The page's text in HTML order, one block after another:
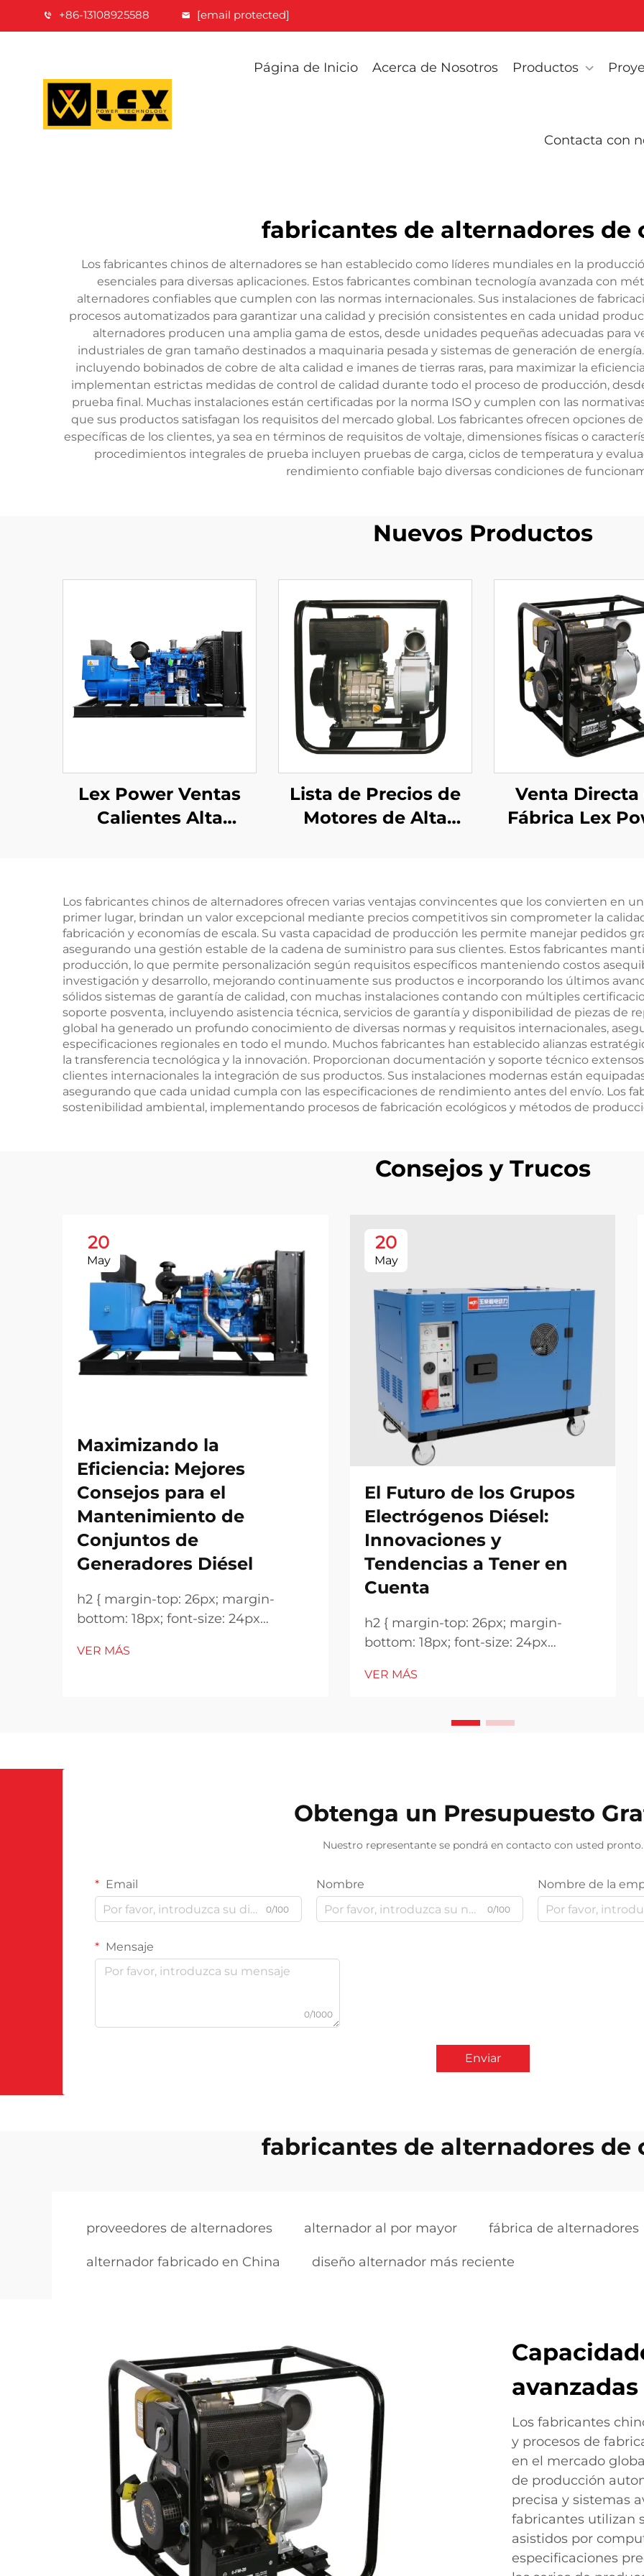
+86-13108925588 [email protected]
Página de Inicio Acerca de Nosotros Productos
Contacta con
fabricantes de alternadores de
Los fabricantes chinos de alternadores se han establecido como líderes mundiales en la
esenciales para diversas aplicaciones. Estos fabricantes combinan tecnología avanzada con
alternadores confiables que cumplen con las normas internacionales. Sus instalaciones de
procesos automatizados para garantizar una calidad y precisión consistentes en cada unidad
alternadores producen una amplia gama de estos, desde unidades pequeñas adecuadas para
industriales de gran tamaño destinados a maquinaria pesada y sistemas de generación de
incluyendo bobinados de cobre de alta calidad e imanes de tierras raras, para maximizar la
implementan estrictas medidas de control de calidad durante todo el proceso de producción,
prueba final. Muchas instalaciones están certificadas por la norma ISO y cumplen con las
que sus productos satisfagan los requisitos del mercado global. Los fabricantes ofrecen opciones
específicas de los clientes, ya sea en términos de requisitos de voltaje, dimensiones físicas o
procedimientos integrales de prueba incluyen pruebas de carga, ciclos de temperatura y
rendimiento confiable bajo diversas condiciones de
Nuevos Productos
Lex Power Ventas
Calientes Alta
Lista de Precios de
Motores de Alta
Hidráulica
Venta Directa
Fábrica Lex
Manual/
Los fabricantes chinos de alternadores ofrecen varias ventajas convincentes que los convierten en
primer lugar, brindan un valor excepcional mediante precios competitivos sin comprometer la
fabricación y economías de escala. Su vasta capacidad de producción les permite manejar pedidos
asegurando una gestión estable de la cadena de suministro para sus clientes. Estos fabricantes
producción, lo que permite personalización según requisitos específicos manteniendo costos
investigación y desarrollo, mejorando continuamente sus productos e incorporando los últimos
sólidos sistemas de garantía de calidad, con muchas instalaciones contando con múltiples
soporte posventa, incluyendo asistencia técnica, servicios de garantía y disponibilidad de piezas de
global ha generado un profundo conocimiento de diversas normas y requisitos internacionales,
especificaciones regionales en todo el mundo. Muchos fabricantes han establecido alianzas
la transferencia tecnológica y la innovación. Proporcionan documentación y soporte técnico
clientes internacionales la integración de sus productos. Sus instalaciones modernas están
asegurando que cada unidad cumpla con las especificaciones de rendimiento antes del envío. Los
sostenibilidad ambiental, implementando procesos de fabricación ecológicos y métodos de
Consejos y Trucos
20
May
Maximizando la
Eficiencia: Mejores
Consejos para el
Mantenimiento de
Conjuntos de
Generadores Diésel
h2 { margin-top: 26px; margin-
bottom: 18px; font-size: 24px
height: normal; } h3 { margin-top:
VER MÁS
20
May
El Futuro de los Grupos
Electrógenos Diésel:
Innovaciones y
Tendencias a Tener en
Cuenta
h2 { margin-top: 26px; margin-
bottom: 18px; font-size: 24px
height: normal; } h3 { margin-top:
size: 20px !important; font-weight:
VER MÁS
Obtenga un Presupuesto
Nuestro representante se pondrá en contacto con usted pronto.
Email
0/100
Nombre
0/100
Nombre de la
Mensaje
0/1000
Enviar
fabricantes de alternadores de
proveedores de alternadores alternador al por mayor fábrica de alternadores
alternador fabricado en China diseño alternador más reciente
avanzadas
Los fabricantes
y procesos de
en el mercado
de producción
precisa y sistemas
fabricantes utilizan
asistidos por
especificaciones